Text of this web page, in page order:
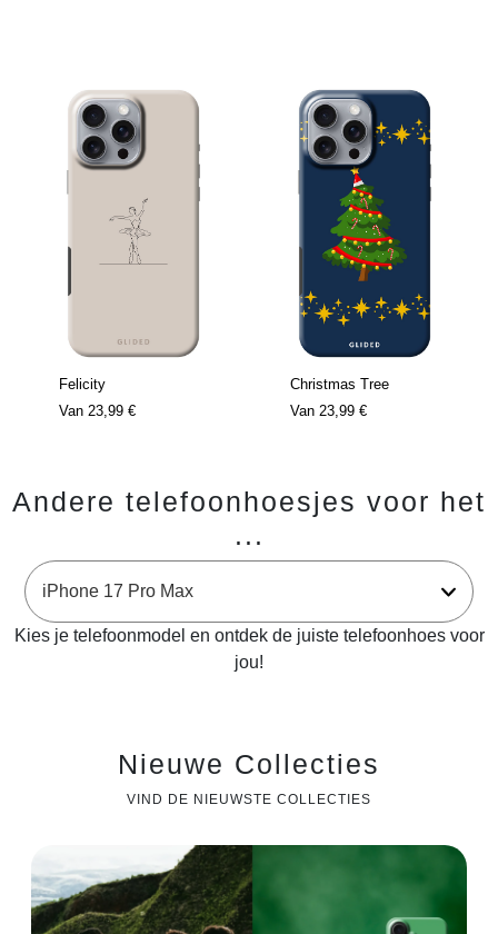
Felicity
Van 23,99 €
Christmas Tree
Van 23,99 €
Andere telefoonhoesjes voor het
...
Kies je telefoonmodel en ontdek de juiste telefoonhoes voor
jou!
Nieuwe Collecties
VIND DE NIEUWSTE COLLECTIES